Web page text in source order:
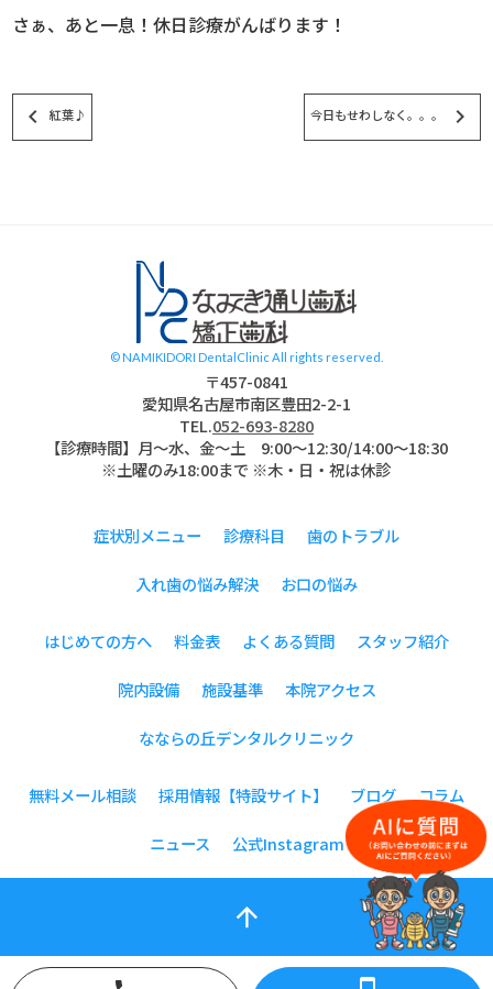
さぁ、あと一息！休日診療がんばります！
keyboard_arrow_left 紅葉♪ 今日もせわしなく。。。 keyboard_arrow_right
© NAMIKIDORI DentalClinic All rights reserved.
〒457-0841
愛知県名古屋市南区豊田2-2-1
TEL.052-693-8280
【診療時間】月〜水、金～土 9:00〜12:30/14:00～18:30
※土曜のみ18:00まで ※木・日・祝は休診
症状別メニュー 診療科目 歯のトラブル
入れ歯の悩み解決 お口の悩み
はじめての方へ 料金表 よくある質問 スタッフ紹介
院内設備 施設基準 本院アクセス
なならの丘デンタルクリニック
無料メール相談 採用情報【特設サイト】 ブログ コラム
ニュース 公式Instagram
arrow_upward